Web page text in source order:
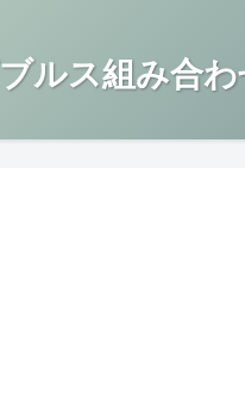
ルス組み合